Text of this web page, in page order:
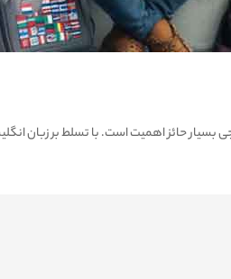
حائز اهمیت است. با تسلط بر زبان